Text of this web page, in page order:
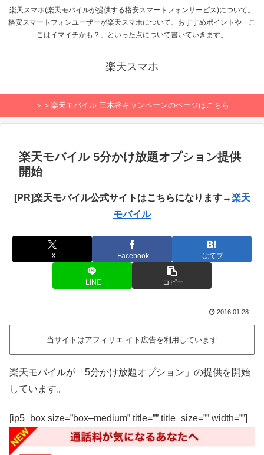
楽天スマホ(楽天モバイルが提供する格安スマートフォンサービス)について。
格安スマートフォンユーザーが楽天スマホについて、おすすめポイントや「こ
こはイマイチかも？」といった点について書いていきます。
楽天スマホ
＞＞楽天モバイル 三木谷キャンペーンのページはこちら
楽天モバイル 5分かけ放題オプション提供
開始
[PR]楽天モバイル公式サイトはこちらになります→楽天
モバイル
X Facebook はてブ
LINE コピー
2016.01.28
当サイトはアフィリエ イト広告を利用しています
楽天モバイルが「5分かけ放題オプション」の提供を開始
しています。
[ip5_box size=”box–medium” title=”” title_size=”” width=””]